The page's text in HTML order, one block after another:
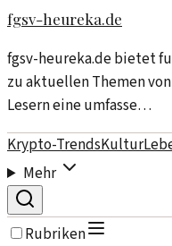
fgsv-heureka.de
fgsv-heureka.de bietet
zu aktuellen Themen
Lesern eine umfasse…
Krypto-TrendsKultur
Mehr
Rubriken